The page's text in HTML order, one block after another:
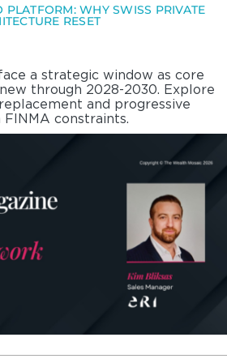
PLATFORM: WHY SWISS PRIVATE
RESET
a strategic window as core
through 2028-2030. Explore
and progressive
constraints.